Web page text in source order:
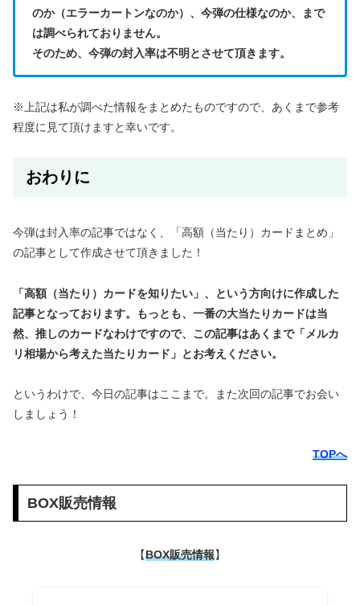
のか（エラーカートンなのか）、今弾の仕様なのか、まで
は調べられておりません。
そのため、今弾の封入率は不明とさせて頂きます。
※上記は私が調べた情報をまとめたものですので、あくまで参考
程度に見て頂けますと幸いです。
おわりに
今弾は封入率の記事ではなく、「高額（当たり）カードまとめ」
の記事として作成させて頂きました！
「高額（当たり）カードを知りたい」、という方向けに作成した
記事となっております。もっとも、一番の大当たりカードは当
然、推しのカードなわけですので、この記事はあくまで「メルカ
リ相場から考えた当たりカード」とお考えください。
というわけで、今日の記事はここまで。また次回の記事でお会い
しましょう！
TOPへ
BOX販売情報
【BOX販売情報】